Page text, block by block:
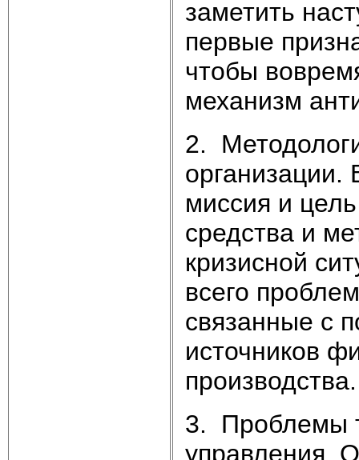
заметить
первые
чтобы
механизм
2.
миссия и
средства и
кризисной
всего
связанные с
источников
производства.
3. Проблемы
управления.